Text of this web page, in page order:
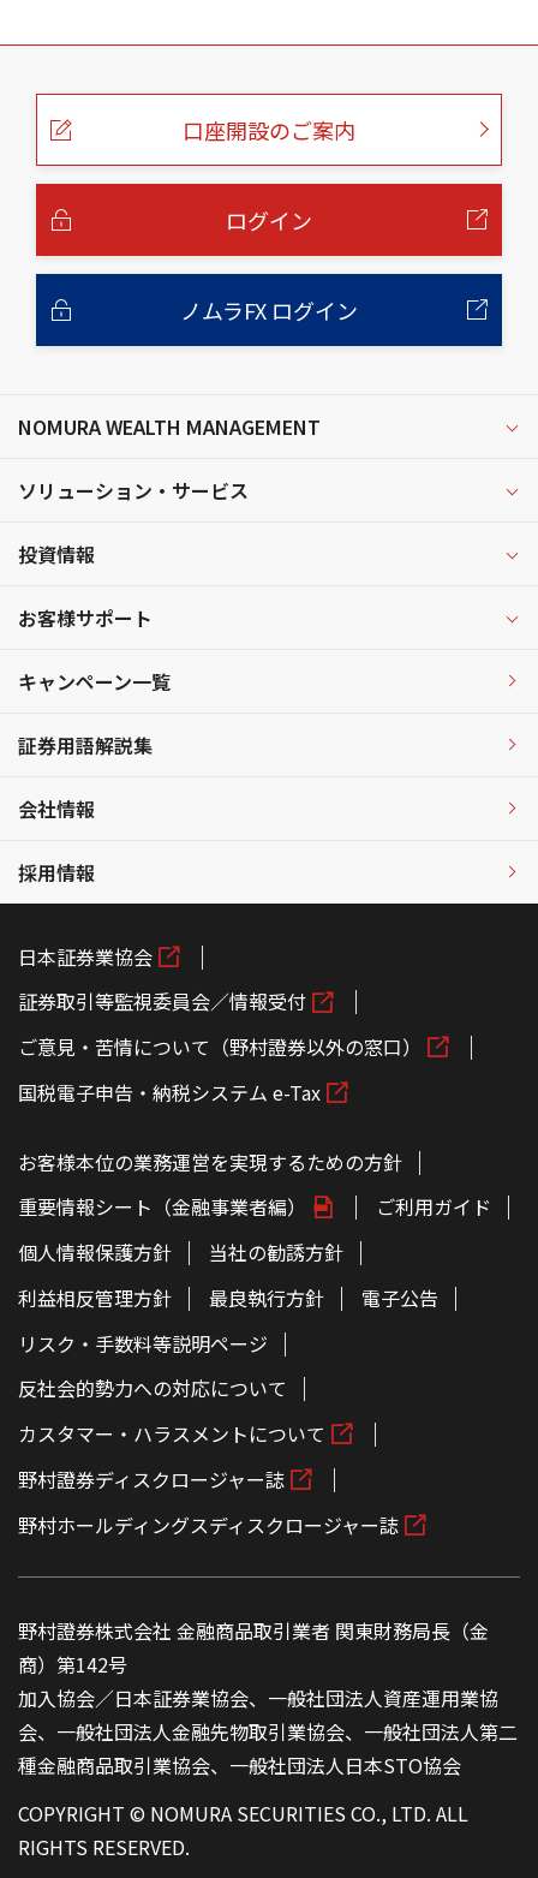
こ
口座開設のご案内
ログイン
ノムラFX ログイン
NOMURA WEALTH MANAGEMENT
ソリューション・サービス
投資情報
お客様サポート
キャンペーン一覧
証券用語解説集
会社情報
採用情報
日本証券業協会
証券取引等監視委員会／情報受付
ご意見・苦情について（野村證券以外の窓口）
国税電子申告・納税システム e-Tax
お客様本位の業務運営を実現するための方針
重要情報シート（金融事業者編）
ご利用ガイド
個人情報保護方針
当社の勧誘方針
利益相反管理方針
最良執行方針
電子公告
リスク・手数料等説明ページ
反社会的勢力への対応について
カスタマー・ハラスメントについて
野村證券ディスクロージャー誌
野村ホールディングスディスクロージャー誌
野村證券株式会社 金融商品取引業者 関東財務局長（金
商）第142号
加入協会／日本証券業協会、一般社団法人資産運用業協
会、一般社団法人金融先物取引業協会、一般社団法人第二
種金融商品取引業協会、一般社団法人日本STO協会
COPYRIGHT © NOMURA SECURITIES CO., LTD. ALL
RIGHTS RESERVED.